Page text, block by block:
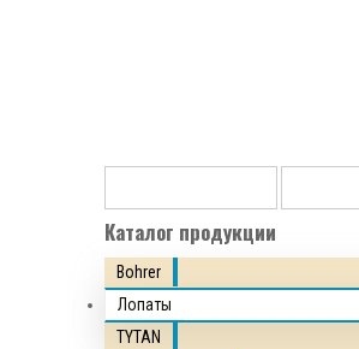
Каталог продукции
Bohrer
Лопаты
TYTAN